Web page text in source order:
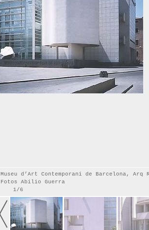
Museu d’Art Contemporani de Barcelona, Arq
Fotos Abilio Guerra
1/6